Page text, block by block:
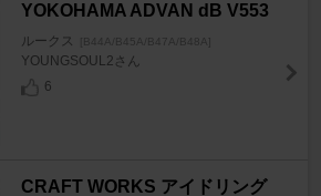
YOKOHAMA ADVAN dB V553
ルークス [B44A/B45A/B47A/B48A]
YOUNGSOUL2さん
6
CRAFT WORKS アイドリング